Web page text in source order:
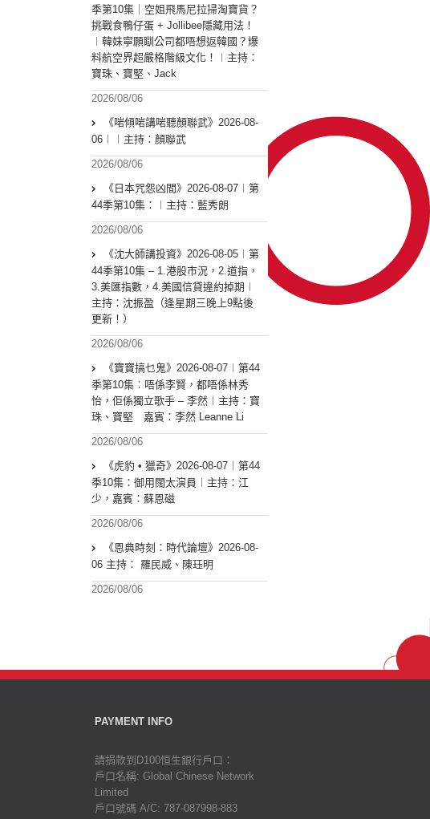
季第10集｜空姐飛馬尼拉掃淘寶貨？
挑戰食鴨仔蛋 + Jollibee隱藏用法！
︱韓妹寧願瞓公司都唔想返韓國？爆
料航空界超嚴格階級文化！︱主持：
寶珠、寶堅、Jack
2026/08/06
《啱傾啱講啱聽顏聯武》2026-08-
06︱︱主持：顏聯武
2026/08/06
《日本咒怨凶間》2026-08-07︱第
44季第10集：︱主持：藍秀朗
2026/08/06
《沈大師講投資》2026-08-05︱第
44季第10集 – 1.港股市況，2.道指，
3.美匯指數，4.美國信貸違約掉期︱
主持：沈振盈（逢星期三晚上9點後
更新！）
2026/08/06
《寶寶搞乜鬼》2026-08-07︱第44
季第10集︰唔係李賢，都唔係林秀
怡，佢係獨立歌手 – 李然︱主持：寶
珠、寶堅 嘉賓：李然 Leanne Li
2026/08/06
《虎豹 • 獵奇》2026-08-07︱第44
季10集：御用闊太演員︱主持：江
少，嘉賓：蘇恩磁
2026/08/06
《恩典時刻：時代論壇》2026-08-
06 主持： 羅民威、陳珏明
2026/08/06
PAYMENT INFO
請捐款到D100恒生銀行戶口：
戶口名稱: Global Chinese Network
Limited
戶口號碼 A/C: 787-087998-883